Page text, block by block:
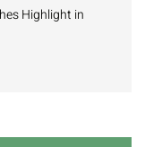
Highlight in